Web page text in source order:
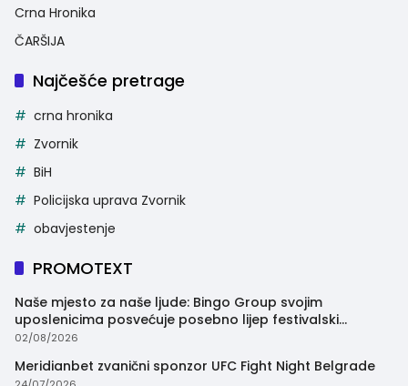
Crna Hronika
ČARŠIJA
Najčešće pretrage
crna hronika
Zvornik
BiH
Policijska uprava Zvornik
obavjestenje
PROMOTEXT
Naše mjesto za naše ljude: Bingo Group svojim
uposlenicima posvećuje posebno lijep festivalski
trenutak
02/08/2026
Meridianbet zvanični sponzor UFC Fight Night Belgrade